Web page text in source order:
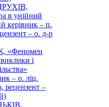
в унійний
керівник – п.
– о. д-р
«Феномен
і
– о. ліц.
рецензент –